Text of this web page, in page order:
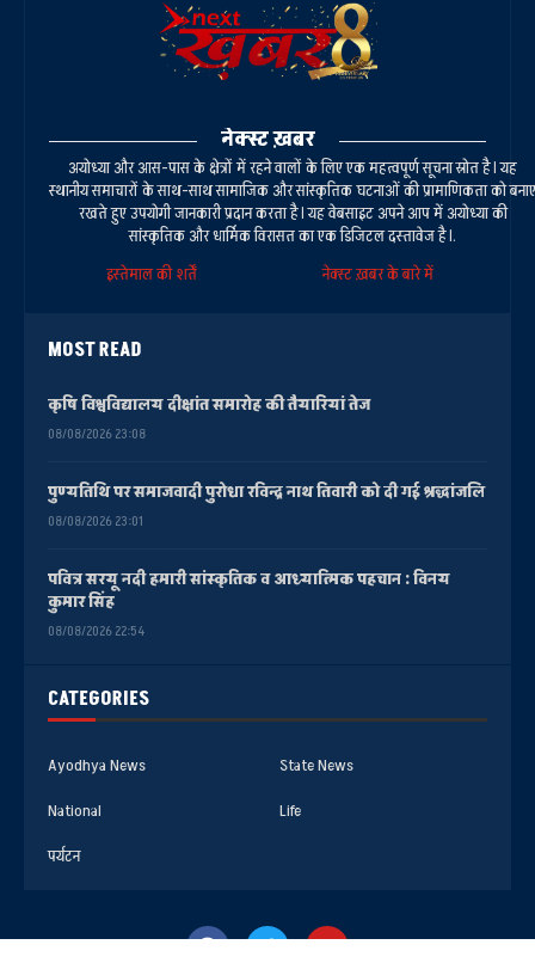
CATEGORIES
Ayodhya News
State News
National
Life
पर्यटन
नेक्स्ट ख़बर
अयोध्या और आस-पास के क्षेत्रों में रहने वालों के लिए एक महत्वपूर्ण सूचना स्रोत है। यह
स्थानीय समाचारों के साथ-साथ सामाजिक और सांस्कृतिक घटनाओं की प्रामाणिकता को बनाए
रखते हुए उपयोगी जानकारी प्रदान करता है। यह वेबसाइट अपने आप में अयोध्या की
सांस्कृतिक और धार्मिक विरासत का एक डिजिटल दस्तावेज है।.
इस्तेमाल की शर्तें
नेक्स्ट ख़बर के बारे में
MOST READ
कृषि विश्वविद्यालय दीक्षांत समारोह की तैयारियां तेज
08/08/2026 23:08
पुण्यतिथि पर समाजवादी पुरोधा रविन्द्र नाथ तिवारी को दी गई श्रद्धांजलि
08/08/2026 23:01
पवित्र सरयू नदी हमारी सांस्कृतिक व आध्यात्मिक पहचान : विनय
कुमार सिंह
08/08/2026 22:54